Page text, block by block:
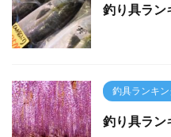
釣り具ラ
釣具ランキ
釣り具ラ